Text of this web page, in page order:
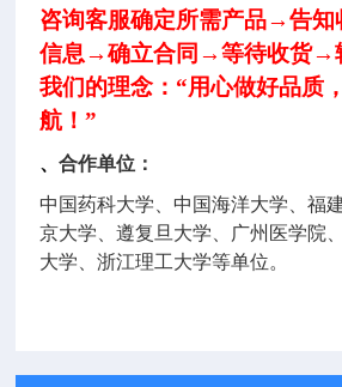
咨询客服确定所需产品→告知
信息→确立合同→等待收货→
我们的理念：“用心做好品质
航！”
、合作单位：
中国药科大学、中国海洋大学、福
京大学、遵复旦大学、广州医学院
大学、浙江理工大学等单位。